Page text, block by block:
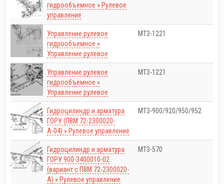
гидрообъемное » Рулевое
управление
Управление рулевое
гидрообъемное »
Управление рулевое
МТЗ-1221
Управление рулевое
гидрообъемное »
Управление рулевое
МТЗ-1221
Гидроцилиндр и арматура
ГОРУ (ПВМ 72-2300020-
А-04) » Рулевое управление
МТЗ-900/920/950/952
Гидроцилиндр и арматура
ГОРУ 900-3400010-02
(вариант с ПВМ 72-2300020-
А) » Рулевое управление
МТЗ-570